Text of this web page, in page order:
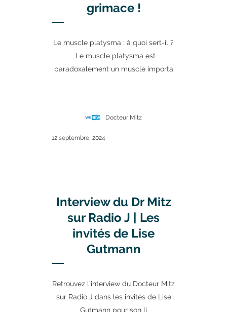
grimace !
Le muscle platysma : à quoi sert-il ?
Le muscle platysma est
paradoxalement un muscle importa
Docteur Mitz
12 septembre, 2024
Interview du Dr Mitz
sur Radio J | Les
invités de Lise
Gutmann
Retrouvez l’interview du Docteur Mitz
sur Radio J dans les invités de Lise
Gutmann pour son li